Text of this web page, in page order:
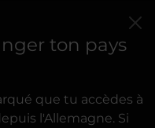
ton pays
que tu accèdes à
l'Allemagne. Si